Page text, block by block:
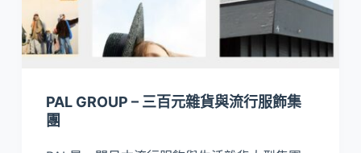
PAL GROUP – 三百元雜貨與流行服飾集
團